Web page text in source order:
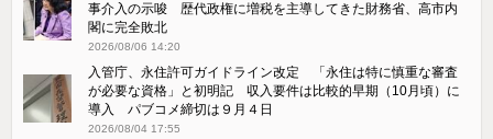
事介入の示唆 歴代政権に増税を主導してきた財務省、高市内
閣に完全敗北
2026/08/06 14:20
入管庁、永住許可ガイドライン改定 「永住は特に慎重な審査
が必要な資格」と初明記 収入要件は比較的早期（10月頃）に
導入 パブコメ締切は９月４日
2026/08/04 17:55